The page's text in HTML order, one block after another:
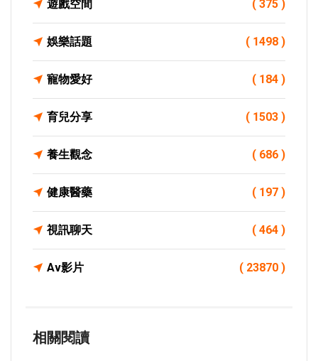
遊戲空間 ( 375 )
娛樂話題 ( 1498 )
寵物愛好 ( 184 )
育兒分享 ( 1503 )
養生觀念 ( 686 )
健康醫藥 ( 197 )
視訊聊天 ( 464 )
Av影片 ( 23870 )
相關閱讀